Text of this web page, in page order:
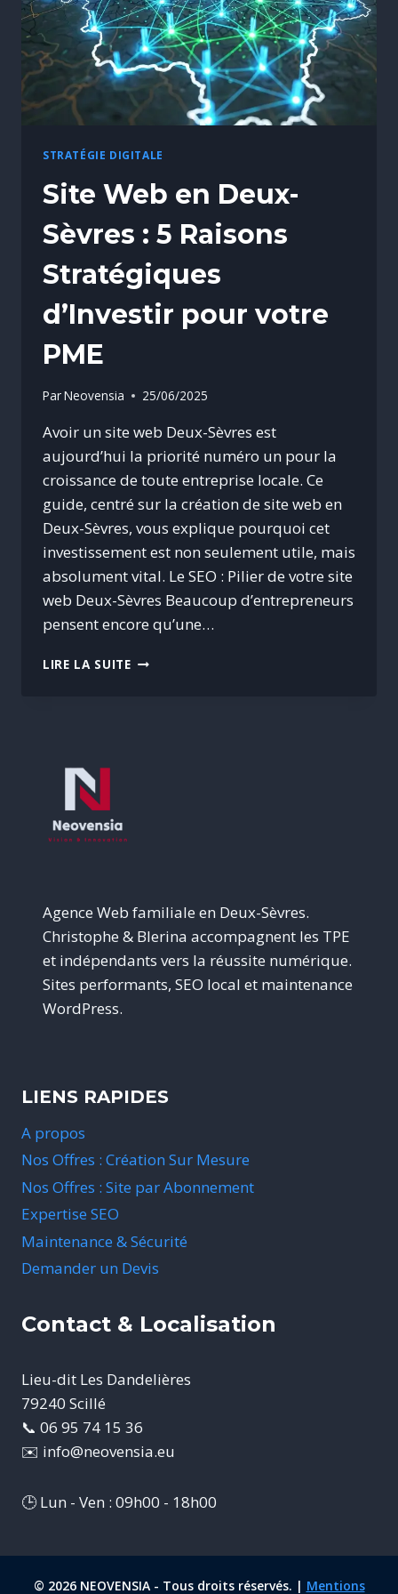
STRATÉGIE DIGITALE
Site Web en Deux-
Sèvres : 5 Raisons
Stratégiques
d’Investir pour votre
PME
ParNeovensia 25/06/2025
Avoir un site web Deux-Sèvres est
aujourd’hui la priorité numéro un pour la
croissance de toute entreprise locale. Ce
guide, centré sur la création de site web en
Deux-Sèvres, vous explique pourquoi cet
investissement est non seulement utile, mais
absolument vital. Le SEO : Pilier de votre site
web Deux-Sèvres Beaucoup d’entrepreneurs
pensent encore qu’une…
LIRE LA SUITESITE
Agence Web familiale en Deux-Sèvres.
Christophe & Blerina accompagnent les TPE
et indépendants vers la réussite numérique.
Sites performants, SEO local et maintenance
WordPress.
LIENS RAPIDES
A propos
Nos Offres : Création Sur Mesure
Nos Offres : Site par Abonnement
Expertise SEO
Maintenance & Sécurité
Demander un Devis
Contact & Localisation
Lieu-dit Les Dandelières
79240 Scillé
📞 06 95 74 15 36
✉️ info@neovensia.eu
🕒 Lun - Ven : 09h00 - 18h00
© 2026 NEOVENSIA - Tous droits réservés. | Mentions